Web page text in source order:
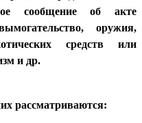
сообщение об акте
оружия,
средств или
и др.
рассматриваются: